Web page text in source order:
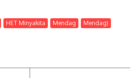
HET Minyakita Mendag
Mendag)